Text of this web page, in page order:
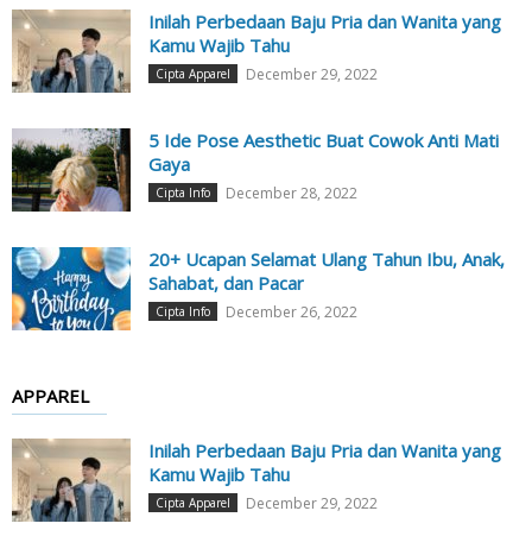
Inilah Perbedaan Baju Pria dan Wanita yang
Kamu Wajib Tahu
Cipta Apparel December 29, 2022
5 Ide Pose Aesthetic Buat Cowok Anti Mati
Gaya
Cipta Info December 28, 2022
20+ Ucapan Selamat Ulang Tahun Ibu, Anak,
Sahabat, dan Pacar
Cipta Info December 26, 2022
APPAREL
Inilah Perbedaan Baju Pria dan Wanita yang
Kamu Wajib Tahu
Cipta Apparel December 29, 2022